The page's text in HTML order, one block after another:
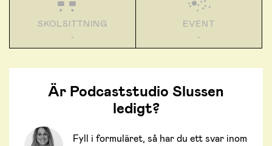
Är Podcaststudio Slussen
ledigt?
Fyll i formuläret, så har du ett svar inom
SKOLSITTNING
-
EVENT
-